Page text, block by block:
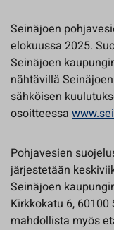
Seinäjoen
elokuussa 2025.
Seinäjoen
nähtävillä
sähköisen
osoitteessa
Pohjavesien
järjestetään
Seinäjoen
Kirkkokatu 6,
mahdollista myös